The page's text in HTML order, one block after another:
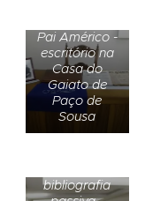
Pai Américo -
escritório na
Casa do
Gaiato de
Paço de
Sousa
bibliografia